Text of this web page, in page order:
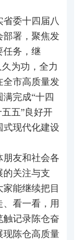
委十四届八
部署，聚焦发
任务，继
为功，全力
全市高质量发
完成“十四
五”良好开
式现代化建设
朋友和社会各
的关注与支
能继续把目
看一看，用
触记录陈仓奋
现陈仓高质量